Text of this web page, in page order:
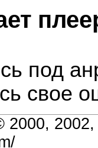
под
свое
2000,